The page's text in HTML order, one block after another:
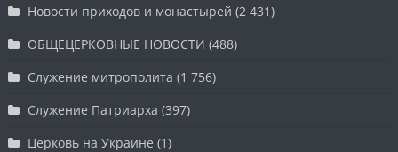
Новости приходов и монастырей (2 431)
ОБЩЕЦЕРКОВНЫЕ НОВОСТИ (488)
Служение митрополита (1 756)
Служение Патриарха (397)
Церковь на Украине (1)